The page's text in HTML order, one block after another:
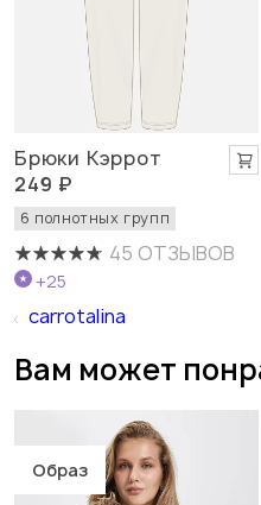
Брюки Кэррот
249 ₽
6 полнотных групп
45 ОТЗЫВОВ
+25
carrotalina
Вам может
Образ